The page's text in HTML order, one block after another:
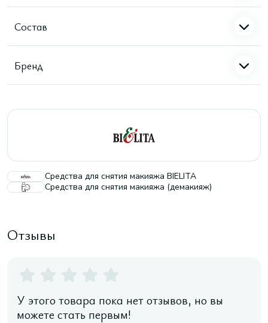
Состав
Бренд
Средства для снятия макияжа BIELITA
Средства для снятия макияжа (демакияж)
Отзывы
У этого товара пока нет отзывов, но вы
можете стать первым!